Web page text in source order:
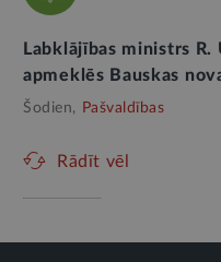
Labklājības ministrs
apmeklēs Bauskas
Šodien, Pašvaldības
Rādīt vēl